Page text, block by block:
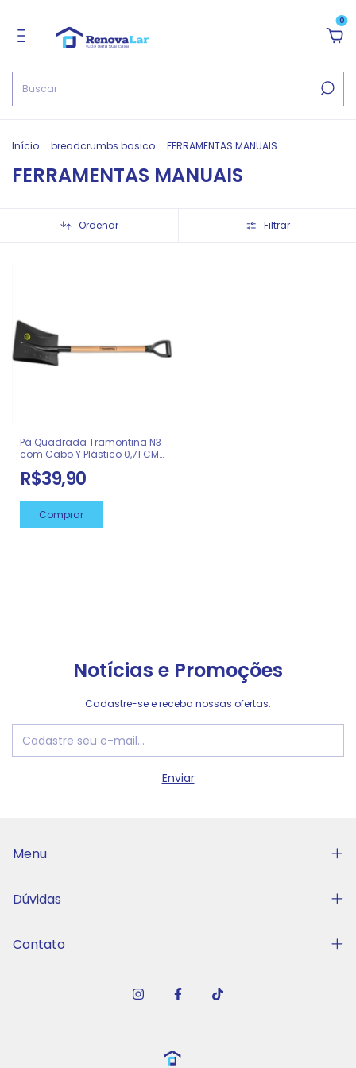
0
Início . breadcrumbs.basico . FERRAMENTAS MANUAIS
FERRAMENTAS MANUAIS
Ordenar Filtrar
Pá Quadrada Tramontina N3
com Cabo Y Plástico 0,71 CM
R$39,90
Comprar
Notícias e Promoções
Cadastre-se e receba nossas ofertas.
Menu
Dúvidas
Contato